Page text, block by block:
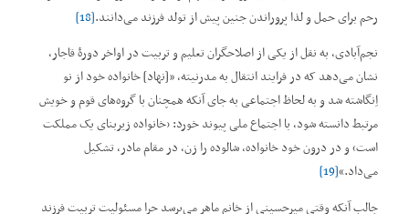
رحم برای حمل و لذا پروراندن جنین پیش از تولد فرزند می‌دانند.[18]
نجم‌آبادی، به نقل از یکی از اصلاحگران تعلیم و تربیت در اواخر دورۀ قاجار،
نشان می‌دهد که در فرایند انتقال به مدرنیته، ”[نهاد] خانواده خود از نو
اِنگاشته شد و به لحاظ اجتماعی به‌ جای آنکه همچنان با گروه‌های قوم و خویش
مرتبط دانسته شود، با اجتماع ملی پیوند خورد: ’خانواده زیربنای یک مملکت
است‘ و در درون خود خانواده، شالوده را زن، در مقام مادر، تشکیل
می‌داد.“[19]
جالب آنکه وقتی میرحسینی از خانم ماهر می‌پرسد چرا مسئولیت تربیت فرزند